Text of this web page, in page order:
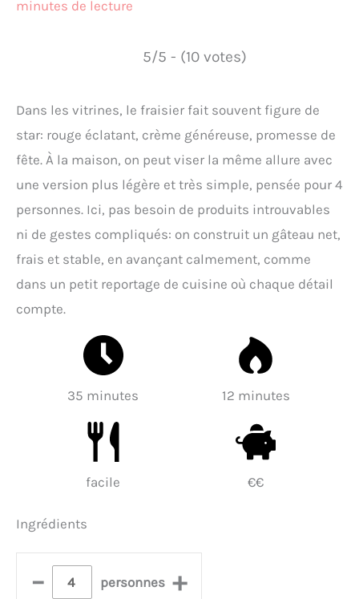
minutes de lecture
5/5 - (10 votes)
Dans les vitrines, le fraisier fait souvent figure de
star: rouge éclatant, crème généreuse, promesse de
fête. À la maison, on peut viser la même allure avec
une version plus légère et très simple, pensée pour 4
personnes. Ici, pas besoin de produits introuvables
ni de gestes compliqués: on construit un gâteau net,
frais et stable, en avançant calmement, comme
dans un petit reportage de cuisine où chaque détail
compte.
35 minutes 12 minutes
facile €€
Ingrédients
– personnes +